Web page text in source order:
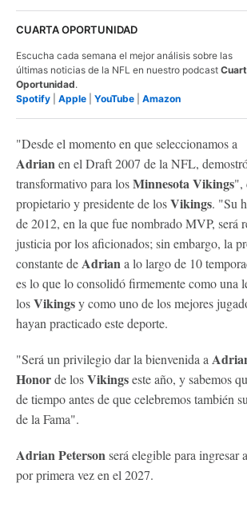
CUARTA OPORTUNIDAD
Escucha cada semana el mejor análisis sobre las
últimas noticias de la NFL en nuestro podcast
Oportunidad.
Spotify
Apple YouTube Amazon
"Desde el momento en que seleccionamos a
Adrianen el Draft 2007 de la NFL,
transformativo para losMinnesota Vikings",
propietario y presidente de losVikings. "Su
de 2012, en la que fue nombrado MVP, será
justicia por los aficionados; sin embargo, la
constante deAdriana lo largo de 10
es lo que lo consolidó firmemente como una
losVikingsy como uno de los mejores
hayan practicado este deporte.
"Será un privilegio dar la bienvenida a
Honorde losVikingseste año, y sabemos
de tiempo antes de que celebremos también
de la Fama".
Adrian Petersonserá elegible para ingresar
por primera vez en el 2027.